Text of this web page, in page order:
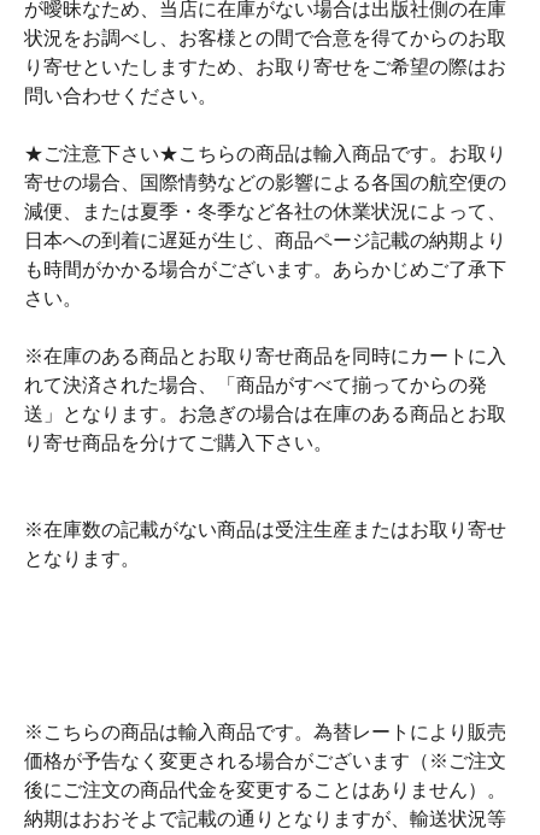
が曖昧なため、当店に在庫がない場合は出版社側の在庫
状況をお調べし、お客様との間で合意を得てからのお取
り寄せといたしますため、お取り寄せをご希望の際はお
問い合わせください。
★ご注意下さい★こちらの商品は輸入商品です。お取り
寄せの場合、国際情勢などの影響による各国の航空便の
減便、または夏季・冬季など各社の休業状況によって、
日本への到着に遅延が生じ、商品ページ記載の納期より
も時間がかかる場合がございます。あらかじめご了承下
さい。
※在庫のある商品とお取り寄せ商品を同時にカートに入
れて決済された場合、「商品がすべて揃ってからの発
送」となります。お急ぎの場合は在庫のある商品とお取
り寄せ商品を分けてご購入下さい。
※在庫数の記載がない商品は受注生産またはお取り寄せ
となります。
※こちらの商品は輸入商品です。為替レートにより販売
価格が予告なく変更される場合がございます（※ご注文
後にご注文の商品代金を変更することはありません）。
納期はおおそよで記載の通りとなりますが、輸送状況等